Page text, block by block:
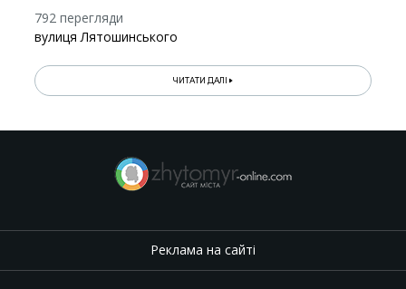
792 перегляди
вулиця Лятошинського
ЧИТАТИ ДАЛІ
Реклама на сайті